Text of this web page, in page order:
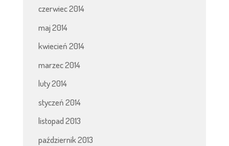
czerwiec 2014
maj 2014
kwiecień 2014
marzec 2014
luty 2014
styczeń 2014
listopad 2013
październik 2013